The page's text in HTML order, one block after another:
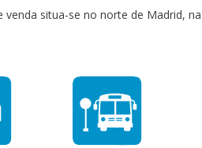
situa-se no norte de Madrid,